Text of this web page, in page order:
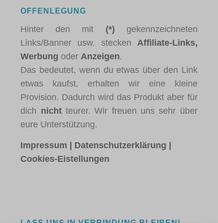
OFFENLEGUNG
Hinter den mit (*) gekennzeichneten
Links/Banner usw. stecken Affiliate-Links,
Werbung oderAnzeigen.
Das bedeutet, wenn du etwas über den Link
etwas kaufst, erhalten wir eine kleine
Provision. Dadurch wird das Produkt aber für
dich nichtteurer. Wir freuen uns sehr über
eure Unterstützung.
Impressum Datenschutzerklärung
Cookies-Eistellungen